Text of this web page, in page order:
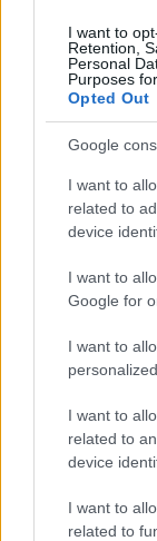
I want to
Retention,
Personal
Purposes
Opted Out
Google
I want to
related to
device
I want to
Google for
I want to
I want to
related to
device
I want to
related to
Το «ντόνατ»
πρώτη της
«Πανικός» στο